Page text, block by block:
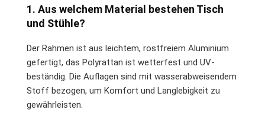
1. Aus welchem Material bestehen Tisch
und Stühle?
Der Rahmen ist aus leichtem, rostfreiem Aluminium
gefertigt, das Polyrattan ist wetterfest und UV-
beständig. Die Auflagen sind mit wasserabweisendem
Stoff bezogen, um Komfort und Langlebigkeit zu
gewährleisten.